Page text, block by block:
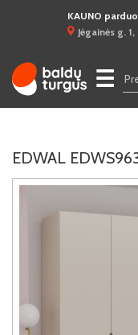
KAUNO
Jėgainės g.
☰
EDWAL